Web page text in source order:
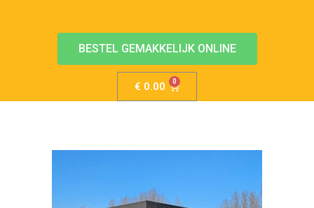
BESTEL GEMAKKELIJK ONLINE
€ 0.00